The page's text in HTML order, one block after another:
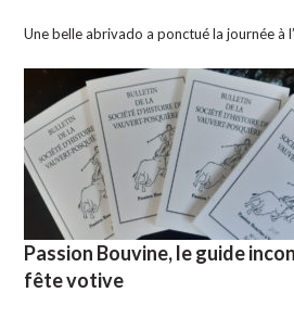
Une belle abrivado a ponctué la journée à
Passion Bouvine, le guide
fête votive